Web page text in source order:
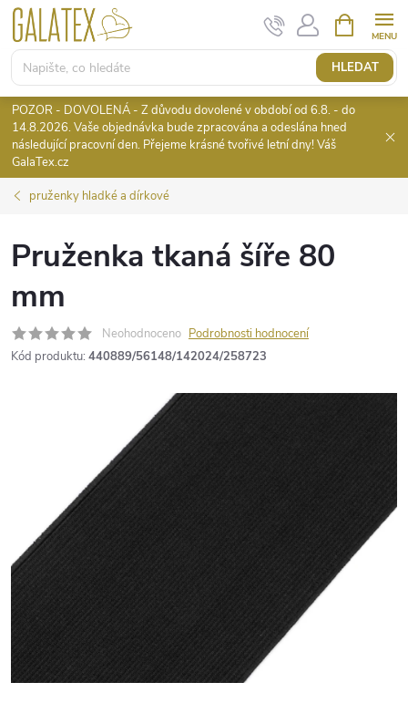
Přejít
obsah
HLEDAT
NÁKUPNÍ
KOŠÍK
POZOR - DOVOLENÁ - Z důvodu dovolené v období od 6.8. - do
14.8.2026. Vaše objednávka bude zpracována a odeslána hned
následující pracovní den. Přejeme krásné tvořivé letní dny! Váš
GalaTex.cz
pruženky hladké a dírkové
Pruženka tkaná šíře 80
mm
Neohodnoceno Podrobnosti hodnocení
Kód produktu: 440889/56148/142024/258723